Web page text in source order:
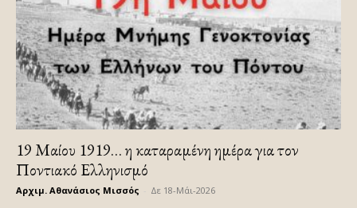
19 Μαίου 1919… η καταραμένη ημέρα για τον
Ποντιακό Ελληνισμό
Αρχιμ. Αθανάσιος Μισσός Δε 18-Μάι-2026